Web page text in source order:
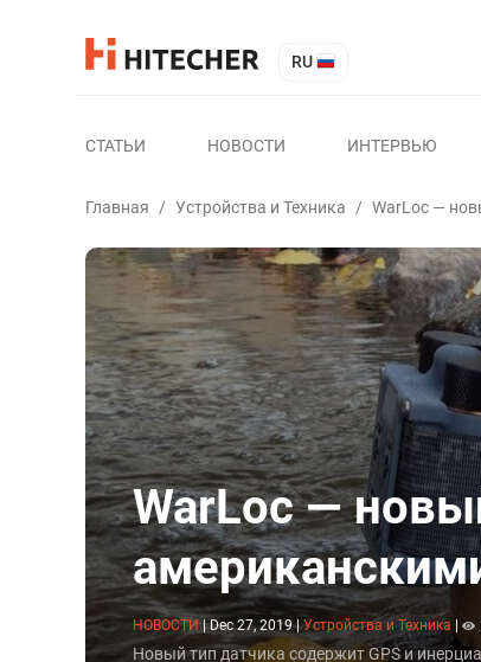
RU
СТАТЬИ НОВОСТИ ИНТЕРВЬЮ
Главная / Устройства и Техника / WarLoc —
WarLoc —
НОВОСТИ | Dec 27, 2019 | Устройства и Техника
Новый тип датчика содержит GPS и